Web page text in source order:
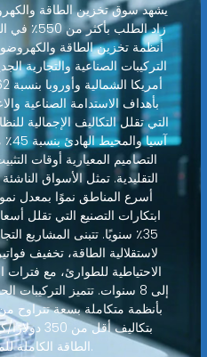
يشهد سوق تخزين الطاقة
زاد الطلب
التركيبات الصناعية والتجارية
بأهداف الاستدامة الصناعية
التقليدية. تمثل الأسواق
ابتكارات التصنيع التي تقلل
35٪ سنويًا. تتبنى المشاريع
لاستقلالية الطاقة، تخفيف
إلى 8 سنوات. تتميز
بتكاليف
الطاقة الكاملة للمشاريع الصناعية.